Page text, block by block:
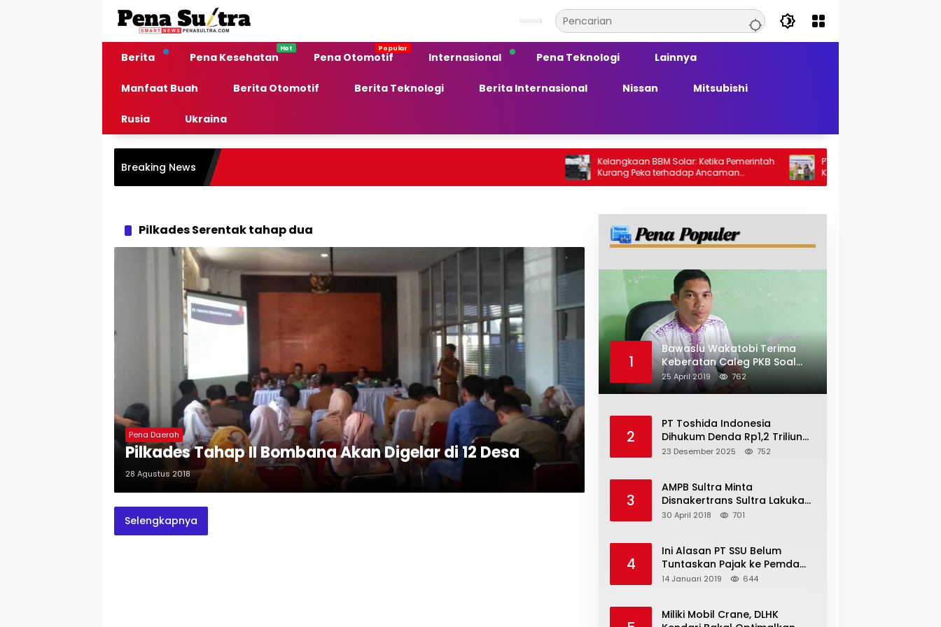
Berita
Pena Kesehatan Pena Otomotif Internasional Pena Teknologi Lainnya
Manfaat Buah Berita Otomotif Berita Teknologi Berita Internasional Nissan Mitsubishi
Rusia Ukraina
Breaking News
Kelangkaan BBM Solar: Ketika Pemerintah
Kurang Peka terhadap Ancaman
Ekonomi Daerah
PT Generasi Agung Perkasa Buktikan
Komitmen Sosial, Salurkan PPM
Juta untuk Masyarakat Lingkar
Pilkades Serentak tahap dua
Pena Daerah
Pilkades Tahap II Bombana Akan Digelar di 12 Desa
28 Agustus 2018
Selengkapnya
1
Bawaslu Wakatobi Terima
Keberatan Caleg PKB Soal
Penggelembungan Suara
25 April 2019 762
2
PT Toshida Indonesia
Dihukum Denda Rp1,2 Triliun
atas Aktivitas Tambang
23 Desember 2025 752
3
AMPB Sultra Minta
Disnakertrans Sultra Lakukan
Sweeping TKA
30 April 2018 701
4
Ini Alasan PT SSU Belum
Tuntaskan Pajak ke Pemda
Bombana Sebesar Rp8 Miliar
14 Januari 2019 644
Miliki Mobil Crane, DLHK